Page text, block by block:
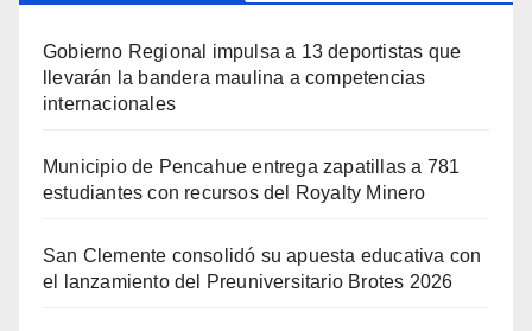
Gobierno Regional impulsa a 13 deportistas que
llevarán la bandera maulina a competencias
internacionales
Municipio de Pencahue entrega zapatillas a 781
estudiantes con recursos del Royalty Minero
San Clemente consolidó su apuesta educativa con
el lanzamiento del Preuniversitario Brotes 2026